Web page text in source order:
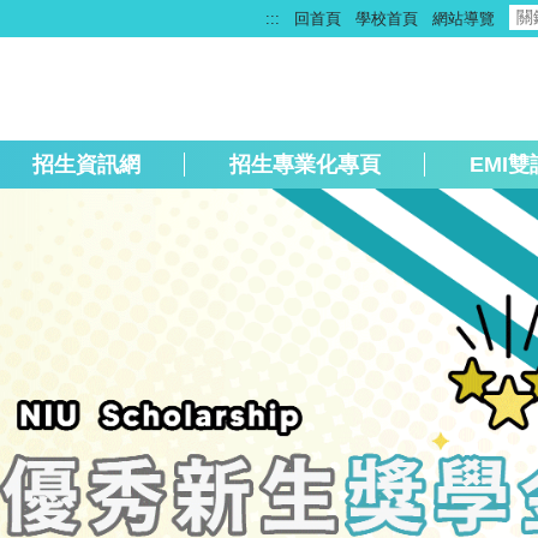
::: 回首頁 學校首頁 網站導覽
招生資訊網 招生專業化專頁 EMI雙